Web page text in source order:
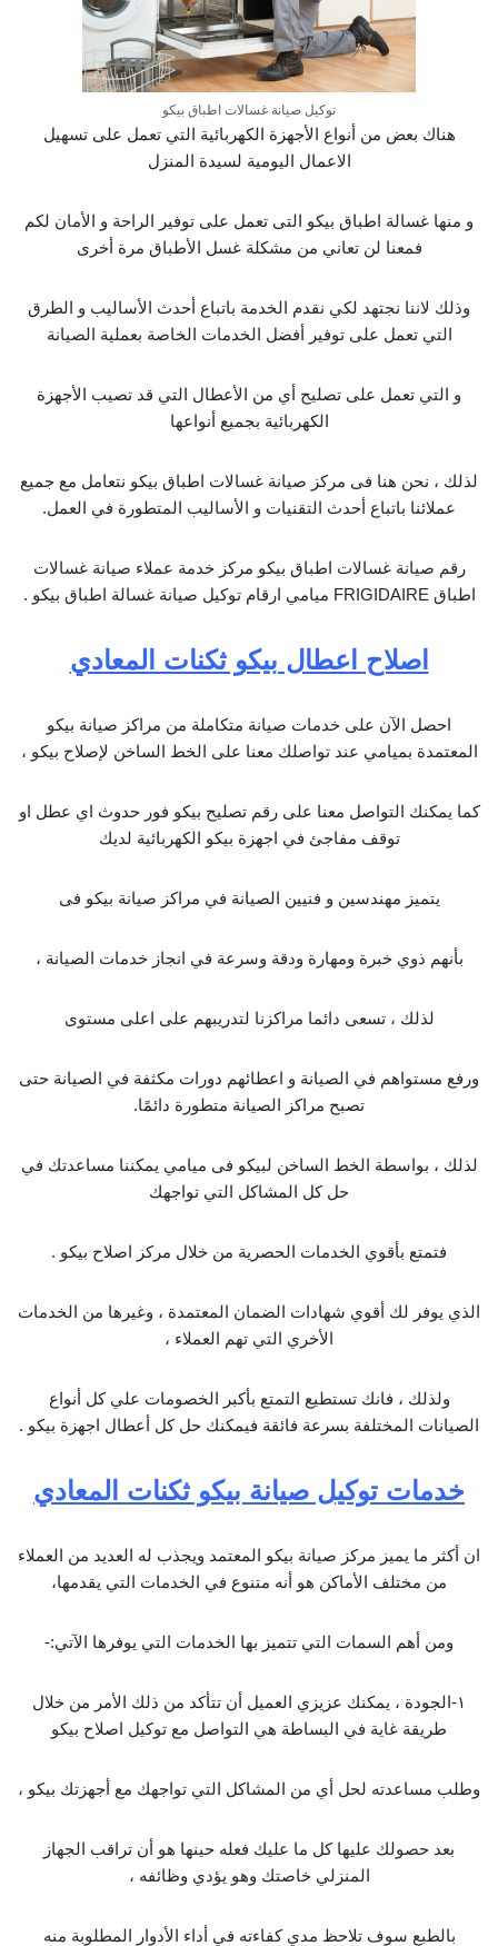
توكيل صيانة غسالات اطباق بيكو
هناك بعض من أنواع الأجهزة الكهربائية التي تعمل على تسهيل
الاعمال اليومية لسيدة المنزل
و منها غسالة اطباق بيكو التى تعمل على توفير الراحة و الأمان لكم
فمعنا لن تعاني من مشكلة غسل الأطباق مرة أخرى
وذلك لاننا نجتهد لكي نقدم الخدمة باتباع أحدث الأساليب و الطرق
التي تعمل على توفير أفضل الخدمات الخاصة بعملية الصيانة
و التي تعمل على تصليح أي من الأعطال التي قد تصيب الأجهزة
الكهربائية بجميع أنواعها
لذلك ، نحن هنا فى مركز صيانة غسالات اطباق بيكو نتعامل مع جميع
عملائنا باتباع أحدث التقنيات و الأساليب المتطورة في العمل.
رقم صيانة غسالات اطباق بيكو مركز خدمة عملاء صيانة غسالات
اطباق FRIGIDAIRE ميامي ارقام توكيل صيانة غسالة اطباق بيكو .
اصلاح اعطال بيكو ثكنات المعادي
احصل الآن على خدمات صيانة متكاملة من مراكز صيانة بيكو
المعتمدة بميامي عند تواصلك معنا على الخط الساخن لإصلاح بيكو ،
كما يمكنك التواصل معنا على رقم تصليح بيكو فور حدوث اي عطل او
توقف مفاجئ في اجهزة بيكو الكهربائية لديك
يتميز مهندسين و فنيين الصيانة في مراكز صيانة بيكو فى
بأنهم ذوي خبرة ومهارة ودقة وسرعة في انجاز خدمات الصيانة ،
لذلك ، تسعى دائما مراكزنا لتدريبهم على اعلى مستوى
ورفع مستواهم في الصيانة و اعطائهم دورات مكثفة في الصيانة حتى
تصبح مراكز الصيانة متطورة دائمًا.
لذلك ، بواسطة الخط الساخن لبيكو فى ميامي يمكننا مساعدتك في
حل كل المشاكل التي تواجهك
فتمتع بأقوي الخدمات الحصرية من خلال مركز اصلاح بيكو .
الذي يوفر لك أقوي شهادات الضمان المعتمدة ، وغيرها من الخدمات
الأخري التي تهم العملاء ،
ولذلك ، فانك تستطيع التمتع بأكبر الخصومات علي كل أنواع
الصيانات المختلفة بسرعة فائقة فيمكنك حل كل أعطال اجهزة بيكو .
خدمات توكيل صيانة بيكو ثكنات المعادي
ان أكثر ما يميز مركز صيانة بيكو المعتمد ويجذب له العديد من العملاء
من مختلف الأماكن هو أنه متنوع في الخدمات التي يقدمها،
ومن أهم السمات التي تتميز بها الخدمات التي يوفرها الآتي:-
١-الجودة ، يمكنك عزيزي العميل أن تتأكد من ذلك الأمر من خلال
طريقة غاية في البساطة هي التواصل مع توكيل اصلاح بيكو
وطلب مساعدته لحل أي من المشاكل التي تواجهك مع أجهزتك بيكو ،
بعد حصولك عليها كل ما عليك فعله حينها هو أن تراقب الجهاز
المنزلي خاصتك وهو يؤدي وظائفه ،
بالطبع سوف تلاحظ مدي كفاءته في أداء الأدوار المطلوبة منه